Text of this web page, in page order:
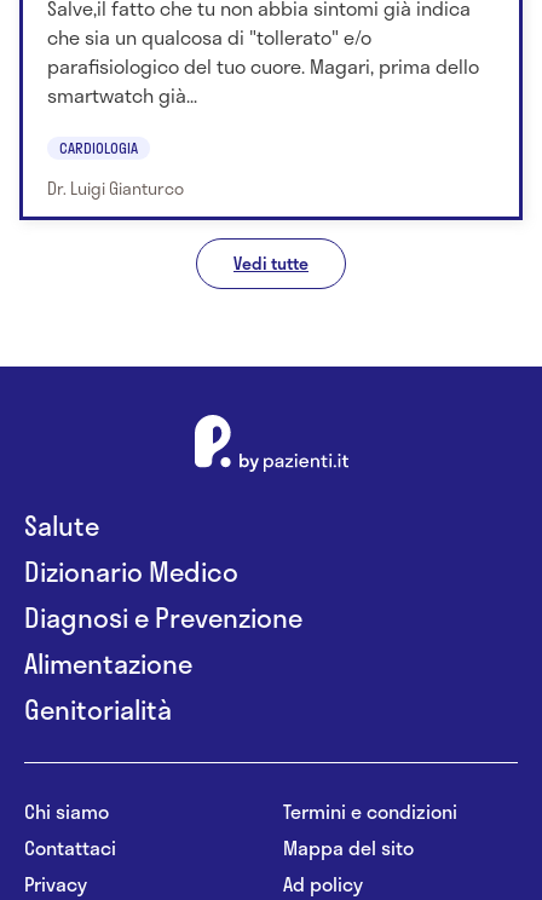
Salve,il fatto che tu non abbia sintomi già indica
che sia un qualcosa di "tollerato" e/o
parafisiologico del tuo cuore. Magari, prima dello
smartwatch già...
CARDIOLOGIA
Dr. Luigi Gianturco
Vedi tutte
Salute
Dizionario Medico
Diagnosi e Prevenzione
Alimentazione
Genitorialità
Chi siamo
Contattaci
Privacy
Termini e condizioni
Mappa del sito
Ad policy